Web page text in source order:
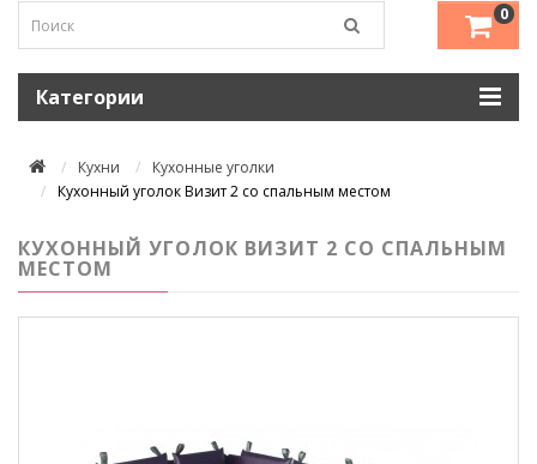
0
Категории
Кухни
Кухонные уголки
Кухонный уголок Визит 2 со спальным местом
КУХОННЫЙ УГОЛОК ВИЗИТ 2 СО СПАЛЬНЫМ
МЕСТОМ